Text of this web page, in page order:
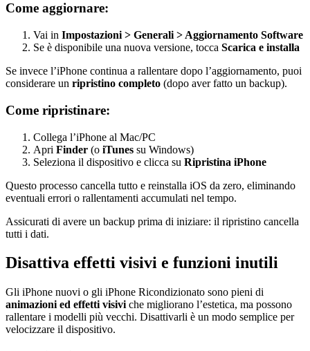
Come aggiornare:
Vai in Impostazioni > Generali > Aggiornamento Software
Se è disponibile una nuova versione, tocca Scarica e installa
Se invece l’iPhone continua a rallentare dopo l’aggiornamento, puoi
considerare un ripristino completo (dopo aver fatto un backup).
Come ripristinare:
Collega l’iPhone al Mac/PC
Apri Finder (o iTunes su Windows)
Seleziona il dispositivo e clicca su Ripristina iPhone
Questo processo cancella tutto e reinstalla iOS da zero, eliminando
eventuali errori o rallentamenti accumulati nel tempo.
Assicurati di avere un backup prima di iniziare: il ripristino cancella
tutti i dati.
Disattiva effetti visivi e funzioni inutili
Gli iPhone nuovi o gli iPhone Ricondizionato sono pieni di
animazioni ed effetti visivi che migliorano l’estetica, ma possono
rallentare i modelli più vecchi. Disattivarli è un modo semplice per
velocizzare il dispositivo.